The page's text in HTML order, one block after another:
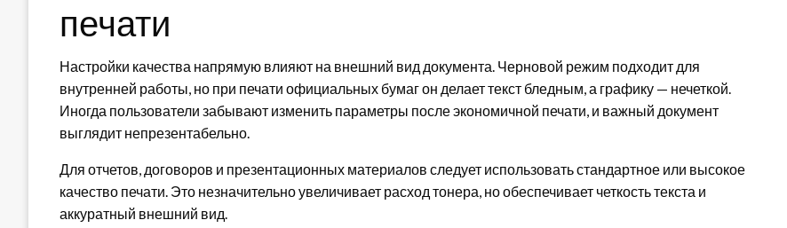
печати
Настройки качества напрямую влияют на внешний вид документа. Черновой режим подходит для
внутренней работы, но при печати официальных бумаг он делает текст бледным, а графику — нечеткой.
Иногда пользователи забывают изменить параметры после экономичной печати, и важный документ
выглядит непрезентабельно.
Для отчетов, договоров и презентационных материалов следует использовать стандартное или высокое
качество печати. Это незначительно увеличивает расход тонера, но обеспечивает четкость текста и
аккуратный внешний вид.